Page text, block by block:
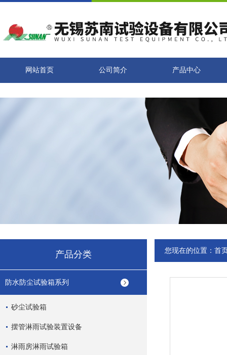
网站首页 公司简介 产品中心
产品分类
防水防尘试验箱系列
砂尘试验箱
摆管淋雨试验装置设备
淋雨房淋雨试验箱
您现在的位置： 首